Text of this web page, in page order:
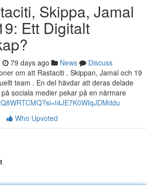
Skippa, Jamal
Ett Digitalt
79 days ago News
Discuss
om att Rastaciti , Skippan, Jamal och 19
team . En del hävdar att deras delade
sociala medier pekar på en närmare
Who Upvoted